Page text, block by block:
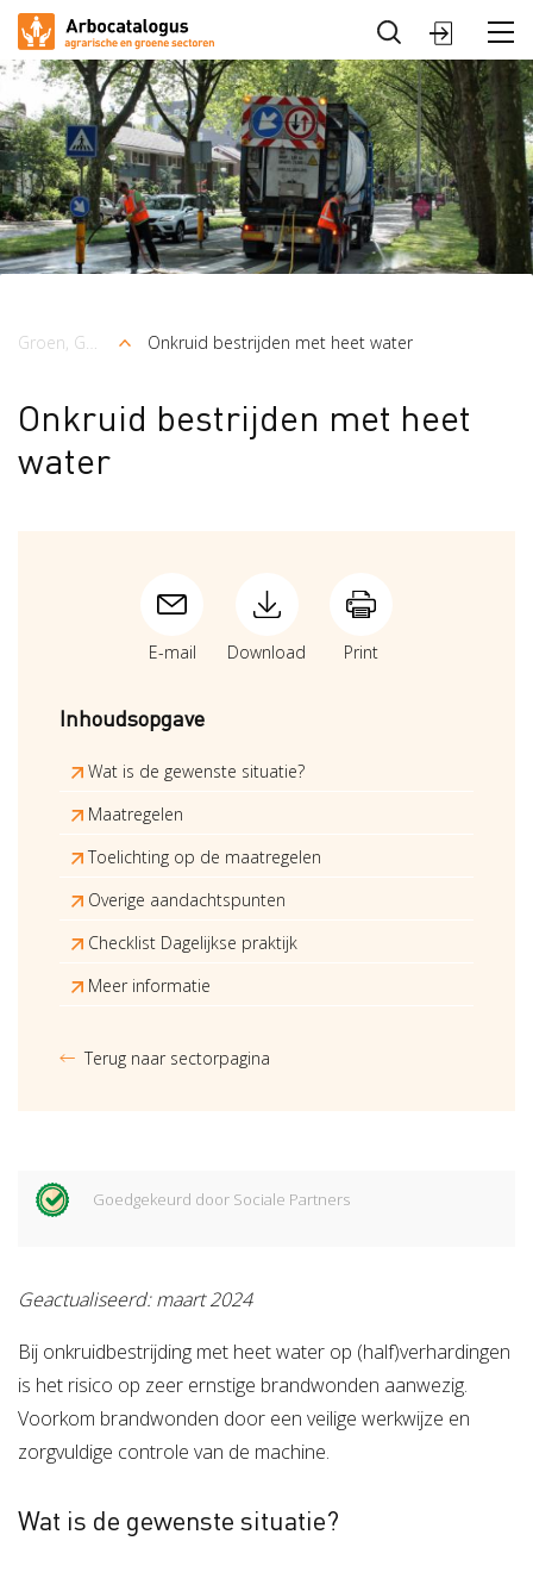
Arbocatalogus
Sectoren
Sluiten
Kruimelpad
Groen, Grond en Infrastructuur (Loonwerk) Onkruid bestrijden met heet water
Onkruid bestrijden met heet
water
E-mail Download Print
Inhoudsopgave
Wat is de gewenste situatie?
Maatregelen
Toelichting op de maatregelen
Overige aandachtspunten
Checklist Dagelijkse praktijk
Meer informatie
Terug naar sectorpagina
Goedgekeurd door Sociale Partners
Geactualiseerd: maart 2024
Bij onkruidbestrijding met heet water op (half)verhardingen
is het risico op zeer ernstige brandwonden aanwezig.
Voorkom brandwonden door een veilige werkwijze en
zorgvuldige controle van de machine.
Wat is de gewenste situatie?